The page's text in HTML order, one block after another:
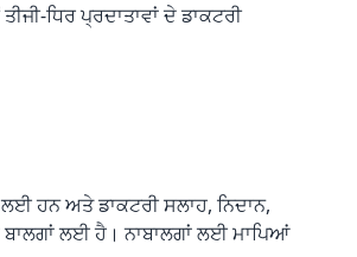
ਧਿਰ ਪ੍ਰਦਾਤਾਵਾਂ ਦੇ ਡਾਕਟਰੀ
ਹਨ ਅਤੇ ਡਾਕਟਰੀ ਸਲਾਹ, ਨਿਦਾਨ,
ਲਈ ਹੈ। ਨਾਬਾਲਗਾਂ ਲਈ ਮਾਪਿਆਂ